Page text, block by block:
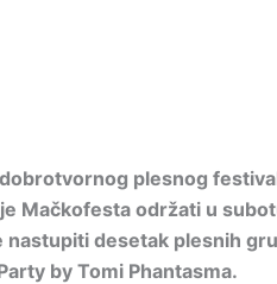
plesnog
Mačkofesta održati u
desetak plesnih
by Tomi Phantasma.